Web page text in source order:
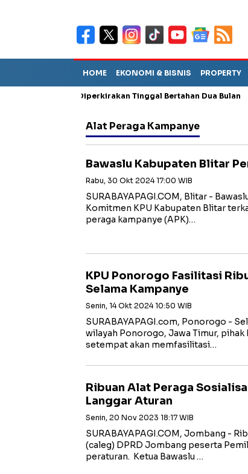
HOME EKONOMI & BISNIS PROPERTY
Sebut TPA Diperkirakan Tinggal Bertahan Dua Bulan
Alat Peraga Kampanye
Bawaslu Kabupaten Blitar
Rabu, 30 Okt 2024 17:00 WIB
SURABAYAPAGI.COM, Blitar -
Komitmen KPU Kabupaten Blitar
peraga kampanye (APK)…
KPU Ponorogo Fasilitasi
Selama Kampanye
Senin, 14 Okt 2024 10:50 WIB
SURABAYAPAGI.com, Ponorogo -
wilayah Ponorogo, Jawa Timur, pihak
setempat akan memfasilitasi…
Ribuan Alat Peraga
Langgar Aturan
Senin, 20 Nov 2023 18:17 WIB
SURABAYAPAGI.COM, Jombang -
(caleg) DPRD Jombang peserta
peraturan. Ketua Bawaslu …